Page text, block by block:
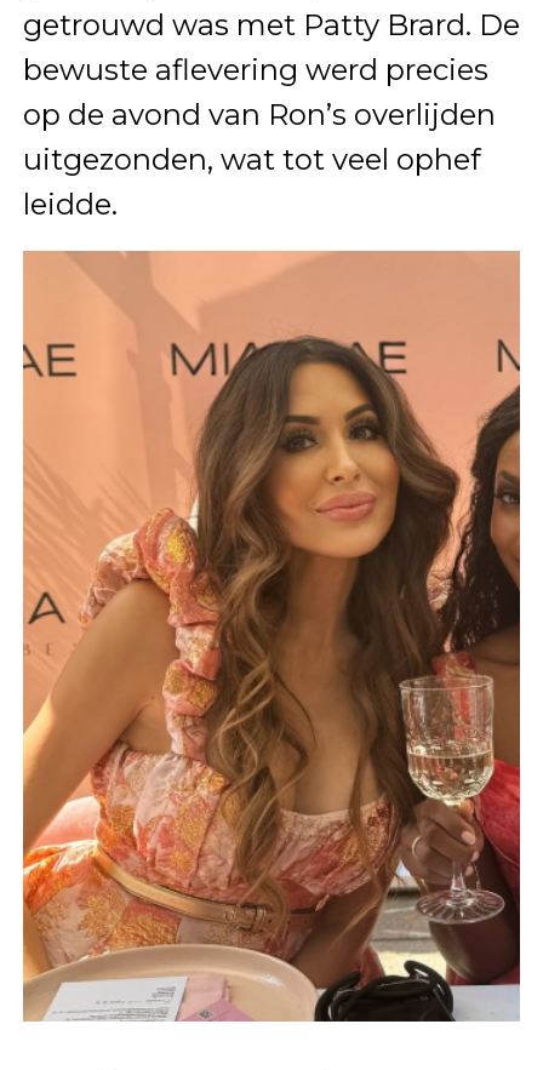
getrouwd was met Patty Brard. De
bewuste aflevering werd precies
op de avond van Ron’s overlijden
uitgezonden, wat tot veel ophef
leidde.